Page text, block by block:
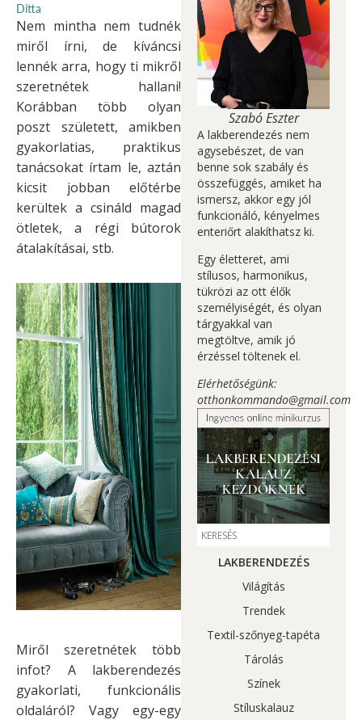
Ditta
Nem mintha nem tudnék
miről írni, de kíváncsi
lennék arra, hogy ti mikről
szeretnétek hallani!
Korábban több olyan
poszt született, amikben
gyakorlatias, praktikus
tanácsokat írtam le, aztán
kicsit jobban előtérbe
kerültek a csináld magad
ötletek, a régi bútorok
átalakításai, stb.
Miről szeretnétek több
infot? A lakberendezés
gyakorlati, funkcionális
oldaláról? Vagy egy-egy
Szabó Eszter
A lakberendezés nem
agysebészet, de van
benne sok szabály és
összefüggés, amiket ha
ismersz, akkor egy jól
funkcionáló, kényelmes
enteriőrt alakíthatsz ki.
Egy életteret, ami
stílusos, harmonikus,
tükrözi az ott élők
személyiségét, és olyan
tárgyakkal van
megtöltve, amik jó
érzéssel töltenek el.
Elérhetőségünk:
otthonkommando@gmail.com
LAKBERENDEZÉS
Világítás
Trendek
Textil-szőnyeg-tapéta
Tárolás
Színek
Stíluskalauz